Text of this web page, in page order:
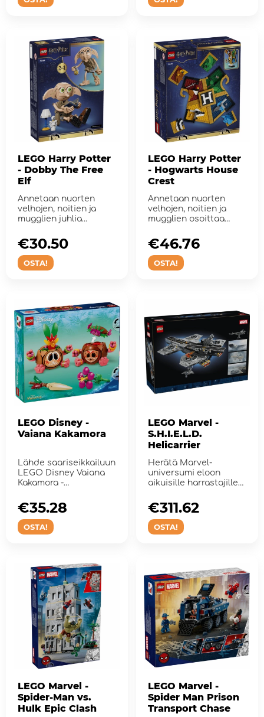
LEGO Harry Potter
- Dobby The Free
Elf
Annetaan nuorten
velhojen, noitien ja
mugglien juhlia
hahmon vapau...
OSTA!
€30.50
LEGO Harry Potter
- Hogwarts House
Crest
Annetaan nuorten
velhojen, noitien ja
mugglien osoittaa
mielikuvituksellisii...
OSTA!
€46.76
LEGO Disney -
Vaiana Kakamora
Lähde saariseikkailuun
LEGO Disney Vaiana
Kakamora -
OSTA!
€35.28
LEGO Marvel -
S.H.I.E.L.D.
Helicarrier
Herätä Marvel-
universumi eloon
aikuisille harrastajille
OSTA!
€311.62
LEGO Marvel -
Spider-Man vs.
Hulk Epic Clash
LEGO Marvel -
Spider Man Prison
Transport Chase